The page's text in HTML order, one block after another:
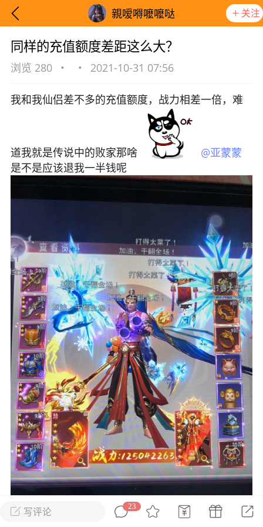
親嗳嘚嚒嚒哒 关注
花农场 藏宝阁 夺宝岛 金券所 刮部落 跃龙门
新手宝典
社区入门必看指南
0.1折手游
多款游戏任君畅玩
大千世界
开播时间留意通知
游戏推荐
一起体验精彩世界
近期热点
每分钟在线0 ，今日新注册0，孵蛋 1，总用户数1947597
ʚ小鱼冻干ɞ
03-06 11:18 广东·深圳 官方社区活动
【周末了，还不来新服冲榜吗？】送现
金大奖、实物奖励，各种福利拿到手软！
写评论 23
同样的充值额度差距这么大？
浏览 280 • • 2021-10-31 07:56
我和我仙侣差不多的充值额度，战力相差一倍，难
道我就是传说中的败家那啥
@亚蒙蒙
是不是应该退我一半钱呢